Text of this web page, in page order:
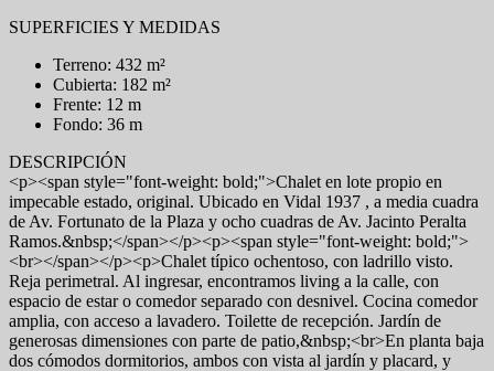
SUPERFICIES Y MEDIDAS
Terreno: 432 m²
Cubierta: 182 m²
Frente: 12 m
Fondo: 36 m
DESCRIPCIÓN
<p><span style="font-weight: bold;">Chalet en lote propio en
impecable estado, original. Ubicado en Vidal 1937 , a media cuadra
de Av. Fortunato de la Plaza y ocho cuadras de Av. Jacinto Peralta
Ramos.&nbsp;</span></p><p><span style="font-weight: bold;">
<br></span></p><p>Chalet típico ochentoso, con ladrillo visto.
Reja perimetral. Al ingresar, encontramos living a la calle, con
espacio de estar o comedor separado con desnivel. Cocina comedor
amplia, con acceso a lavadero. Toilette de recepción. Jardín de
generosas dimensiones con parte de patio,&nbsp;<br>En planta baja
dos cómodos dormitorios, ambos con vista al jardín y placard, y